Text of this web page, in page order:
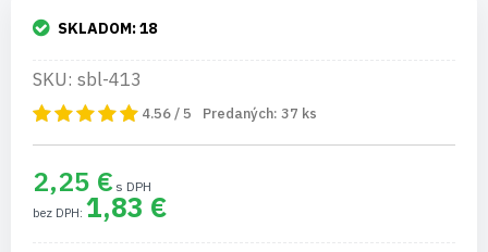
SKLADOM:18
SKU: sbl-413
4.56 / 5 Predaných: 37 ks
2,25 €
1,83 €